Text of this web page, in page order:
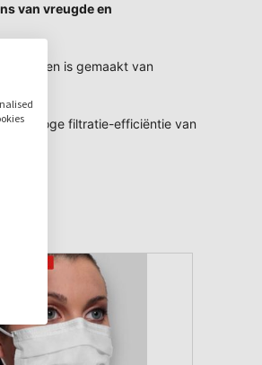
van vreugde en
en is gemaakt van
een hoge filtratie-efficiëntie van